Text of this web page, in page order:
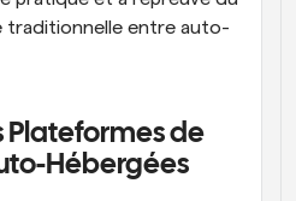
traditionnelle entre auto-
Plateformes de
Hébergées